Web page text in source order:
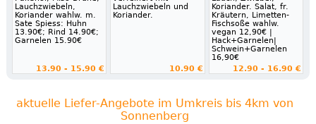
Lauchzwiebeln,
Koriander wahlw. m.
Sate Spiess: Huhn
13.90€; Rind 14.90€;
Garnelen 15.90€
13.90 - 15.90 €
Lauchzwiebeln und
Koriander.
10.90 €
Koriander. Salat, fr.
Kräutern, Limetten-
Fischsoße wahlw.
vegan 12,90€ |
Hack+Garnelen|
Schwein+Garnelen
16,90€
12.90 - 16.90 €
aktuelle Liefer-Angebote im Umkreis bis 4km von
Sonnenberg